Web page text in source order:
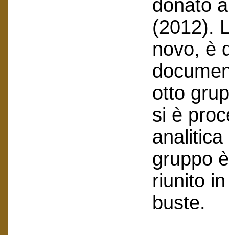
donato
(2012).
novo, è
otto
si è
gruppo
riunito
buste.